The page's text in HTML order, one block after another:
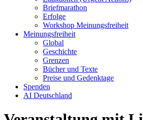
Briefmarathon
Erfolge
Workshop Meinungsfreiheit
Meinungsfreiheit
Global
Geschichte
Grenzen
Bücher und Texte
Preise und Gedenktage
Spenden
AI Deutschland